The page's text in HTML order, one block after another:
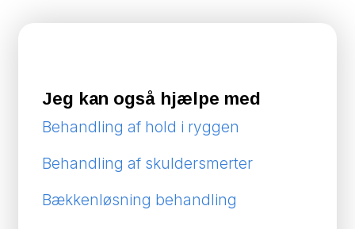
Jeg kan også hjælpe med
Behandling af hold i ryggen
Behandling af skuldersmerter
Bækkenløsning behandling